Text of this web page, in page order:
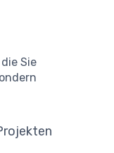
die Sie